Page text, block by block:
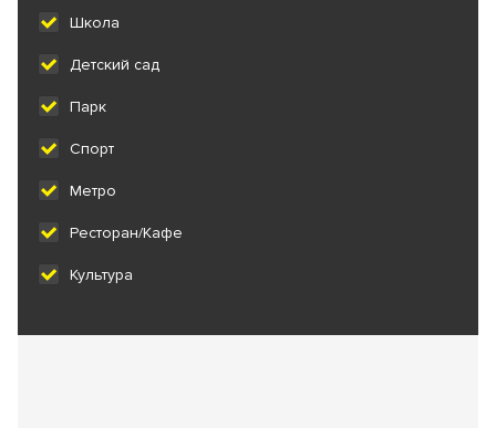
Школа
Детский сад
Парк
Спорт
Метро
Ресторан/Кафе
Культура